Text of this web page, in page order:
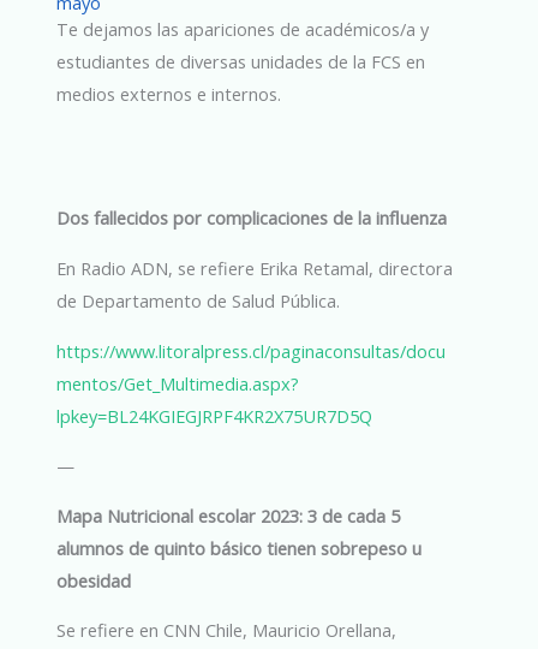
Te dejamos las apariciones de académicos/a y
estudiantes de diversas unidades de la FCS en
medios externos e internos.
Dos fallecidos por complicaciones de la influenza
En Radio ADN, se refiere Erika Retamal, directora
de Departamento de Salud Pública.
https://www.litoralpress.cl/paginaconsultas/docu
mentos/Get_Multimedia.aspx?
lpkey=BL24KGIEGJRPF4KR2X75UR7D5Q
—
Mapa Nutricional escolar 2023: 3 de cada 5
alumnos de quinto básico tienen sobrepeso u
obesidad
Se refiere en CNN Chile, Mauricio Orellana,